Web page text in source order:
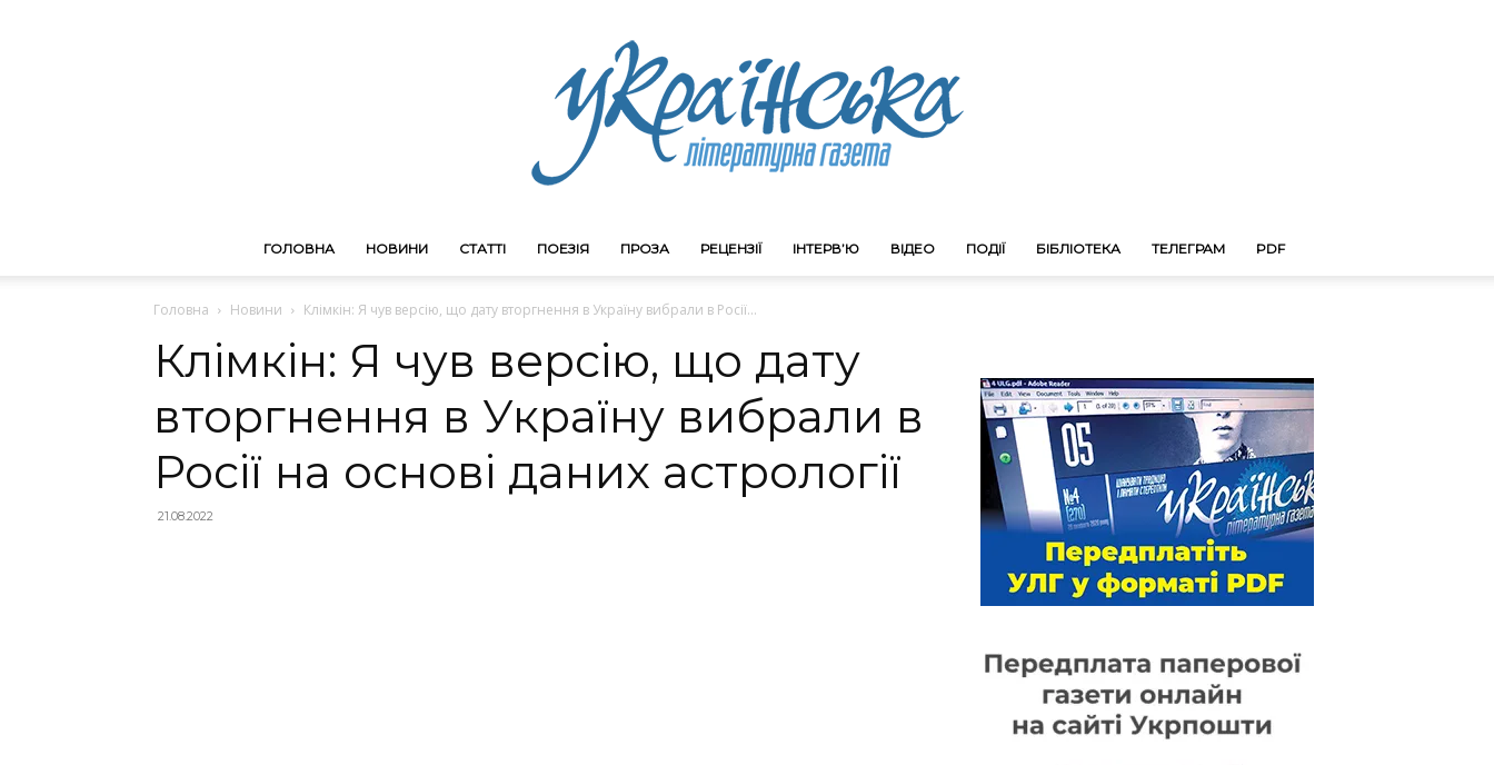
ГОЛОВНА НОВИНИ СТАТТІ ПОЕЗІЯ ПРОЗА РЕЦЕНЗІЇ ІНТЕРВ’Ю ВІДЕО ПОДІЇ БІБЛІОТЕКА ТЕЛЕГРАМ PDF
Головна Новини Клімкін: Я чув версію, що дату вторгнення в Україну вибрали в Росії...
Клімкін: Я чув версію, що дату
вторгнення в Україну вибрали в
Росії на основі даних астрології
21.08.2022